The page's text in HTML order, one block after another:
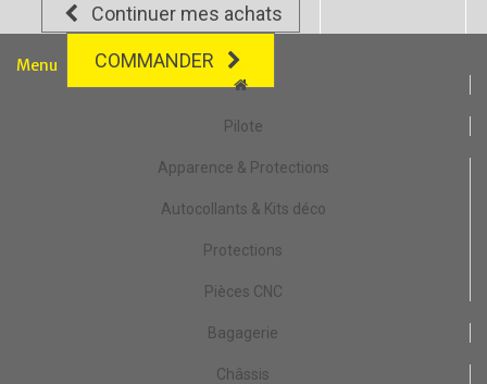
Continuer mes achats
COMMANDER
Menu
Pilote
Apparence & Protections
Autocollants & Kits déco
Protections
Pièces CNC
Bagagerie
Châssis